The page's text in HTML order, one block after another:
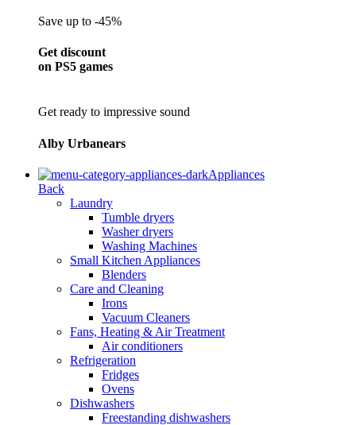
Save up to -45%
Get discount
on PS5 games
Get ready to impressive sound
Alby Urbanears
Appliances
Back
Laundry
Tumble dryers
Washer dryers
Washing Machines
Small Kitchen Appliances
Blenders
Care and Cleaning
Irons
Vacuum Cleaners
Fans, Heating & Air Treatment
Air conditioners
Refrigeration
Fridges
Ovens
Dishwashers
Freestanding dishwashers